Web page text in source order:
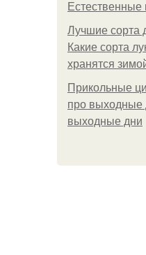
Естественные
Лучшие сорта
Какие сорта
хранятся
Прикольные
про выходные
выходные дни